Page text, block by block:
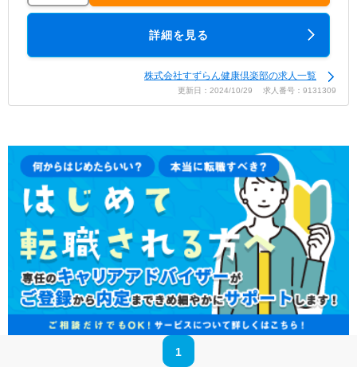
詳細を見る
株式会社すずらん健康倶楽部の求人一覧
更新日：2024/10/29 求人番号：9131309
1